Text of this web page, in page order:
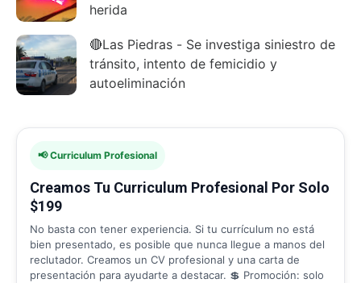
herida
🔴Las Piedras - Se investiga siniestro de
tránsito, intento de femicidio y
autoeliminación
📢 Curriculum Profesional
Creamos Tu Curriculum Profesional Por Solo
$199
No basta con tener experiencia. Si tu currículum no está
bien presentado, es posible que nunca llegue a manos del
reclutador. Creamos un CV profesional y una carta de
presentación para ayudarte a destacar. 💲 Promoción: solo